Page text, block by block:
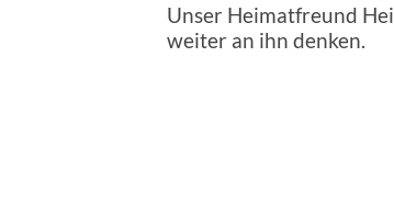
Unser Heimatfreund
weiter an ihn denken.